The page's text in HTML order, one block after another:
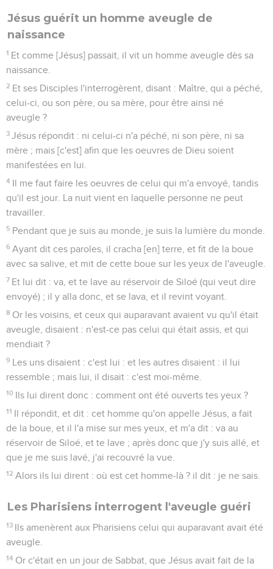
Jésus guérit un homme aveugle de
naissance
1 Et comme [Jésus] passait, il vit un homme aveugle dès sa
naissance.
2 Et ses Disciples l'interrogèrent, disant : Maître, qui a péché,
celui-ci, ou son père, ou sa mère, pour être ainsi né
aveugle ?
3 Jésus répondit : ni celui-ci n'a péché, ni son père, ni sa
mère ; mais [c'est] afin que les oeuvres de Dieu soient
manifestées en lui.
4 Il me faut faire les oeuvres de celui qui m'a envoyé, tandis
qu'il est jour. La nuit vient en laquelle personne ne peut
travailler.
5 Pendant que je suis au monde, je suis la lumière du monde.
6 Ayant dit ces paroles, il cracha [en] terre, et fit de la boue
avec sa salive, et mit de cette boue sur les yeux de l'aveugle.
7 Et lui dit : va, et te lave au réservoir de Siloé (qui veut dire
envoyé) ; il y alla donc, et se lava, et il revint voyant.
8 Or les voisins, et ceux qui auparavant avaient vu qu'il était
aveugle, disaient : n'est-ce pas celui qui était assis, et qui
mendiait ?
9 Les uns disaient : c'est lui : et les autres disaient : il lui
ressemble ; mais lui, il disait : c'est moi-même.
10 Ils lui dirent donc : comment ont été ouverts tes yeux ?
11 Il répondit, et dit : cet homme qu'on appelle Jésus, a fait
de la boue, et il l'a mise sur mes yeux, et m'a dit : va au
réservoir de Siloé, et te lave ; après donc que j'y suis allé, et
que je me suis lavé, j'ai recouvré la vue.
12 Alors ils lui dirent : où est cet homme-là ? il dit : je ne sais.
Les Pharisiens interrogent l'aveugle guéri
13 Ils amenèrent aux Pharisiens celui qui auparavant avait été
aveugle.
14 Or c'était en un jour de Sabbat, que Jésus avait fait de la